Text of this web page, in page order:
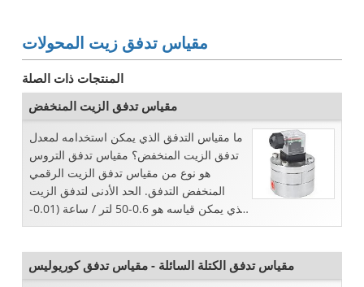
مقياس تدفق زيت المحولات
المنتجات ذات الصلة
مقياس تدفق الزيت المنخفض
ما مقياس التدفق الذي يمكن استخدامه لمعدل
تدفق الزيت المنخفض؟ مقياس تدفق التروس
هو نوع من مقياس تدفق الزيت الرقمي
المنخفض التدفق. الحد الأدنى لتدفق الزيت
الذي يمكن قياسه هو 0.6-50 لتر / ساعة (0.01-
0.833 لتر / دقيقة) ، إنه جيد جدًا ...
مقياس تدفق الكتلة السائلة - مقياس تدفق كوريوليس